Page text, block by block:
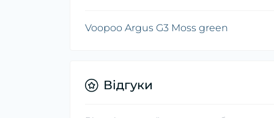
Voopoo Argus G3 Moss green
Відгуки